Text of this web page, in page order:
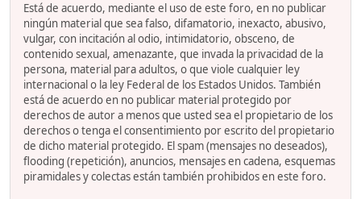
Está de acuerdo, mediante el uso de este foro, en no publicar
ningún material que sea falso, difamatorio, inexacto, abusivo,
vulgar, con incitación al odio, intimidatorio, obsceno, de
contenido sexual, amenazante, que invada la privacidad de la
persona, material para adultos, o que viole cualquier ley
internacional o la ley Federal de los Estados Unidos. También
está de acuerdo en no publicar material protegido por
derechos de autor a menos que usted sea el propietario de los
derechos o tenga el consentimiento por escrito del propietario
de dicho material protegido. El spam (mensajes no deseados),
flooding (repetición), anuncios, mensajes en cadena, esquemas
piramidales y colectas están también prohibidos en este foro.